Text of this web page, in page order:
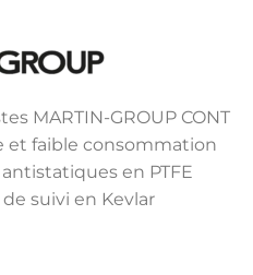
MARTIN-GROUP CONT
et faible consommation
en PTFE
suivi en Kevlar